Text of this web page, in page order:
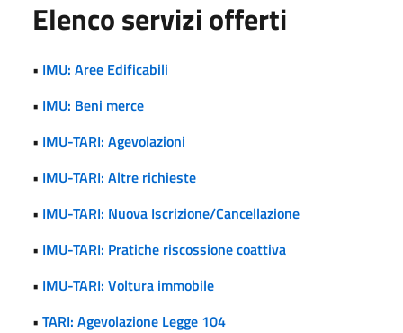
Elenco servizi offerti
• IMU: Aree Edificabili
• IMU: Beni merce
• IMU-TARI: Agevolazioni
• IMU-TARI: Altre richieste
• IMU-TARI: Nuova Iscrizione/Cancellazione
• IMU-TARI: Pratiche riscossione coattiva
• IMU-TARI: Voltura immobile
• TARI: Agevolazione Legge 104